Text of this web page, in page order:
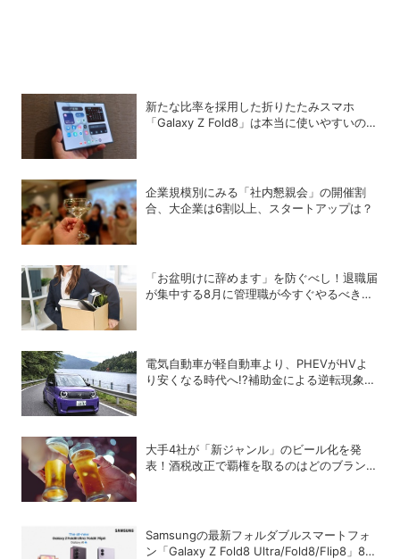
新たな比率を採用した折りたたみスマホ
「Galaxy Z Fold8」は本当に使いやすいの
企業規模別にみる「社内懇親会」の開催割
合、大企業は6割以上、スタートアップは？
「お盆明けに辞めます」を防ぐべし！退職届
が集中する8月に管理職が今すぐやるべき対
電気自動車が軽自動車より、PHEVがHVよ
り安くなる時代へ!?補助金による逆転現象に
大手4社が「新ジャンル」のビール化を発
表！酒税改正で覇権を取るのはどのブランド
Samsungの最新フォルダブルスマートフォ
ン「Galaxy Z Fold8 Ultra/Fold8/Flip8」8月